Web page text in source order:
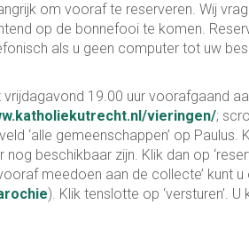
om vooraf te reserveren. Wij
op de bonnefooi te komen.
als u geen computer tot uw
19.00 uur voorafgaand
vieringen/;
‘alle gemeenschappen’ op Paulus.
beschikbaar zijn. Klik dan op
meedoen aan de collecte’ kunt
). Klik tenslotte op ‘versturen’. U